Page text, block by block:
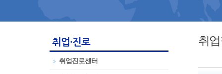
취업·진로
취업진로센터
취